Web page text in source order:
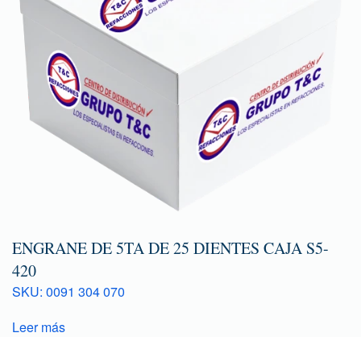
ENGRANE DE 5TA DE 25 DIENTES CAJA S5-
420
SKU: 0091 304 070
Leer más